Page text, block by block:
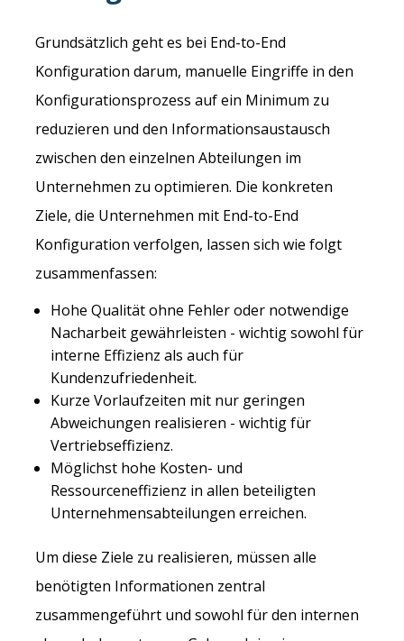
Grundsätzlich geht es bei End-to-End
Konfiguration darum, manuelle Eingriffe in den
Konfigurationsprozess auf ein Minimum zu
reduzieren und den Informationsaustausch
zwischen den einzelnen Abteilungen im
Unternehmen zu optimieren. Die konkreten
Ziele, die Unternehmen mit End-to-End
Konfiguration verfolgen, lassen sich wie folgt
zusammenfassen:
Hohe Qualität ohne Fehler oder notwendige
Nacharbeit gewährleisten - wichtig sowohl für
interne Effizienz als auch für
Kundenzufriedenheit.
Kurze Vorlaufzeiten mit nur geringen
Abweichungen realisieren - wichtig für
Vertriebseffizienz.
Möglichst hohe Kosten- und
Ressourceneffizienz in allen beteiligten
Unternehmensabteilungen erreichen.
Um diese Ziele zu realisieren, müssen alle
benötigten Informationen zentral
zusammengeführt und sowohl für den internen